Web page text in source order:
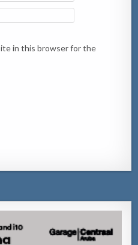
in this browser for the